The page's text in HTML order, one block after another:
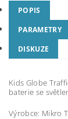
POPIS
PARAMETRY
DISKUZE
Kids Globe
baterie se
Výrobce: Mikro